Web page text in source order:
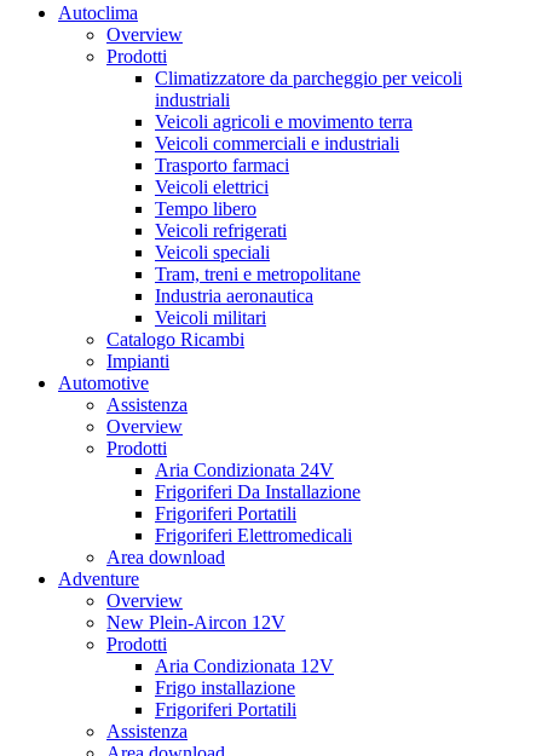
Autoclima
Overview
Prodotti
Climatizzatore da parcheggio per veicoli
industriali
Veicoli agricoli e movimento terra
Veicoli commerciali e industriali
Trasporto farmaci
Veicoli elettrici
Tempo libero
Veicoli refrigerati
Veicoli speciali
Tram, treni e metropolitane
Industria aeronautica
Veicoli militari
Catalogo Ricambi
Impianti
Automotive
Assistenza
Overview
Prodotti
Aria Condizionata 24V
Frigoriferi Da Installazione
Frigoriferi Portatili
Frigoriferi Elettromedicali
Area download
Adventure
Overview
New Plein-Aircon 12V
Prodotti
Aria Condizionata 12V
Frigo installazione
Frigoriferi Portatili
Assistenza